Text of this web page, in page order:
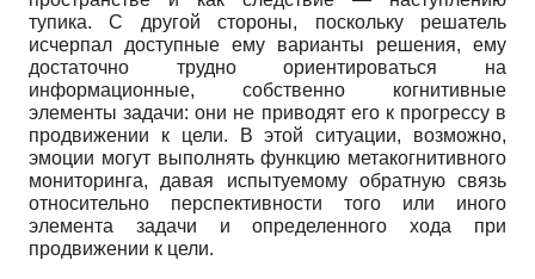
тупика. С другой стороны, поскольку решатель
исчерпал доступные ему варианты решения, ему
достаточно трудно ориентироваться на
информационные, собственно когнитивные
элементы задачи: они не приводят его к прогрессу в
продвижении к цели. В этой ситуации, возможно,
эмоции могут выполнять функцию метакогнитивного
мониторинга, давая испытуемому обратную связь
относительно перспективности того или иного
элемента задачи и определенного хода при
продвижении к цели.